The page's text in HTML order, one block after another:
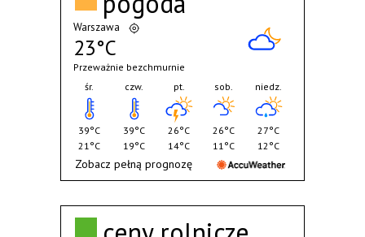
Warszawa
23°C
Przeważnie bezchmurnie
śr.
39°C
21°C
czw.
39°C
19°C
pt.
26°C
14°C
sob.
26°C
11°C
niedz.
27°C
12°C
Zobacz pełną prognozę